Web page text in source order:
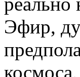
Эфир,